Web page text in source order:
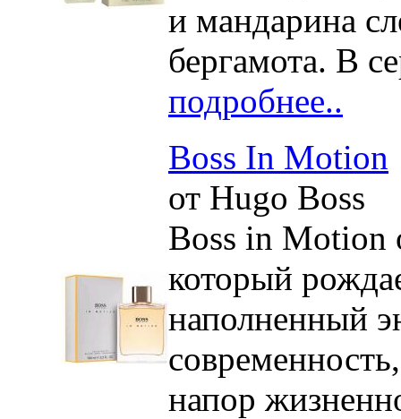
и мандарина
бергамота. В
подробнее..
Boss In Motion
от Hugo Boss
Boss in Motion
который
наполненный
напор